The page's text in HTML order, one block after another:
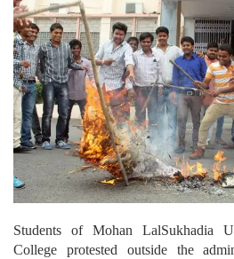
Students of Mohan LalSukhadia
College protested outside the